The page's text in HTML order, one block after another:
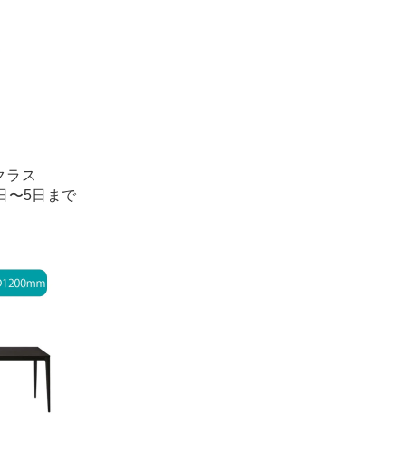
ラス
〜5日まで